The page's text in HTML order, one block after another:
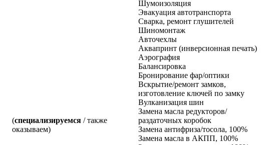
(специализируемся / также
оказываем)
Шумоизоляция
Эвакуация автотранспорта
Cварка, ремонт глушителей
Шиномонтаж
Авточехлы
Аквапринт (инверсионная печать)
Аэрография
Балансировка
Бронирование фар/оптики
Вскрытие/ремонт замков,
изготовление ключей по замку
Вулканизация шин
Замена масла редукторов/
раздаточных коробок
Замена антифриза/тосола, 100%
Замена масла в АКПП, 100%